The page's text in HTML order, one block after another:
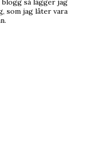
så lägger jag
som jag låter vara